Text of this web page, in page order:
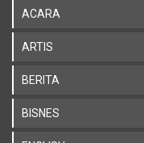
ACARA
ARTIS
BERITA
BISNES